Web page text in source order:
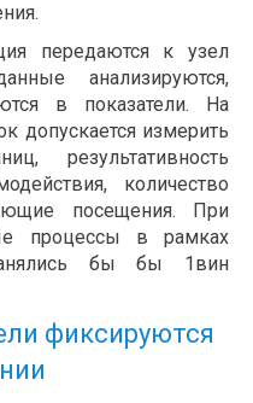
передаются к узел
анализируются,
в показатели. На
допускается измерить
результативность
количество
посещения. При
процессы в рамках
бы бы 1вин
фиксируются